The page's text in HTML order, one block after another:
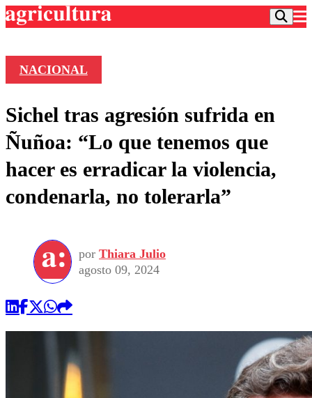
Frecuencias
Agricultura TV
Deportes
Colo Colo
Motor
Torneo Internacional
Torneo Nacional
Entretención
Noticias
Internacional
Nacional
Vida Social
Programas
Comercial
NACIONAL
Sichel tras agresión sufrida en
Ñuñoa: “Lo que tenemos que
hacer es erradicar la violencia,
condenarla, no tolerarla”
por Thiara Julio
agosto 09, 2024